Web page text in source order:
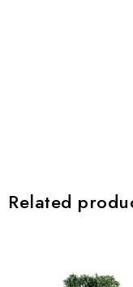
Related